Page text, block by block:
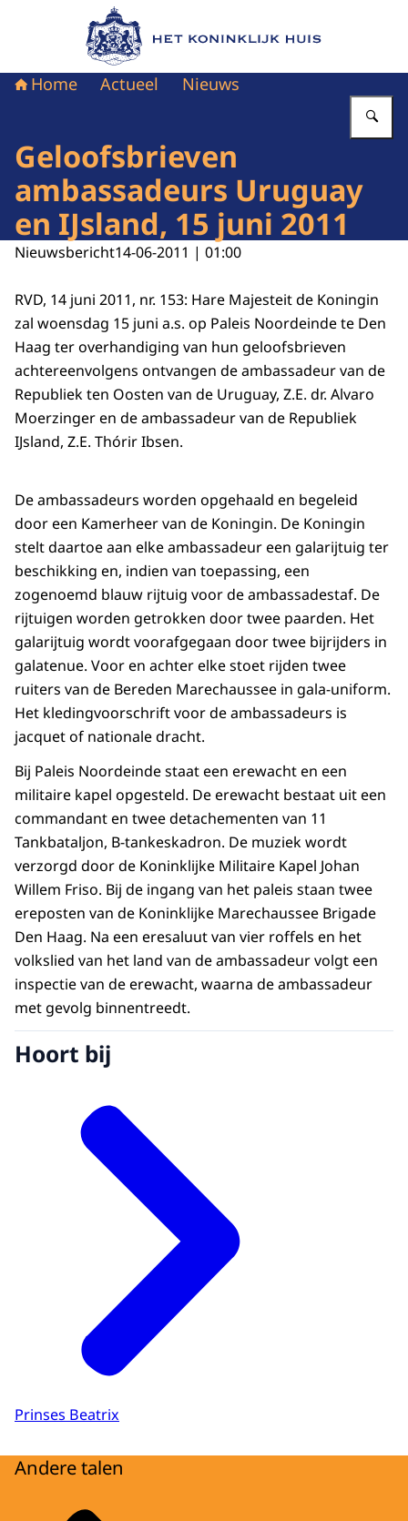
Naar de homepage van Het Koninklijk Huis
Home Actueel Nieuws
Geloofsbrieven
ambassadeurs Uruguay
en IJsland, 15 juni 2011
Nieuwsbericht14-06-2011 | 01:00
RVD, 14 juni 2011, nr. 153: Hare Majesteit de Koningin
zal woensdag 15 juni a.s. op Paleis Noordeinde te Den
Haag ter overhandiging van hun geloofsbrieven
achtereenvolgens ontvangen de ambassadeur van de
Republiek ten Oosten van de Uruguay, Z.E. dr. Alvaro
Moerzinger en de ambassadeur van de Republiek
IJsland, Z.E. Thórir Ibsen.
De ambassadeurs worden opgehaald en begeleid
door een Kamerheer van de Koningin. De Koningin
stelt daartoe aan elke ambassadeur een galarijtuig ter
beschikking en, indien van toepassing, een
zogenoemd blauw rijtuig voor de ambassadestaf. De
rijtuigen worden getrokken door twee paarden. Het
galarijtuig wordt voorafgegaan door twee bijrijders in
galatenue. Voor en achter elke stoet rijden twee
ruiters van de Bereden Marechaussee in gala-uniform.
Het kledingvoorschrift voor de ambassadeurs is
jacquet of nationale dracht.
Bij Paleis Noordeinde staat een erewacht en een
militaire kapel opgesteld. De erewacht bestaat uit een
commandant en twee detachementen van 11
Tankbataljon, B-tankeskadron. De muziek wordt
verzorgd door de Koninklijke Militaire Kapel Johan
Willem Friso. Bij de ingang van het paleis staan twee
ereposten van de Koninklijke Marechaussee Brigade
Den Haag. Na een eresaluut van vier roffels en het
volkslied van het land van de ambassadeur volgt een
inspectie van de erewacht, waarna de ambassadeur
met gevolg binnentreedt.
Hoort bij
Prinses Beatrix
Andere talen